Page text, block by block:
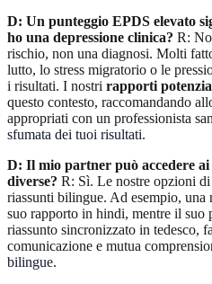
D: Un punteggio EPDS elevato
ho una depressione clinica? R:
rischio, non una diagnosi. Molti
lutto, lo stress migratorio o le
i risultati. I nostri rapporti
questo contesto, raccomandando
appropriati con un professionista
sfumata dei tuoi risultati.
D: Il mio partner può accedere
diverse? R: Sì. Le nostre opzioni
riassunti bilingue. Ad esempio, una
suo rapporto in hindi, mentre il suo
riassunto sincronizzato in tedesco,
comunicazione e mutua
bilingue.